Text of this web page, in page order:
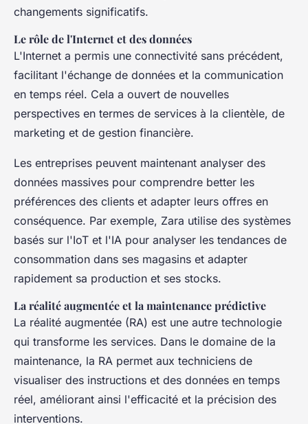
changements significatifs.
Le rôle de l'Internet et des données
L'Internet a permis une connectivité sans précédent,
facilitant l'échange de données et la communication
en temps réel. Cela a ouvert de nouvelles
perspectives en termes de services à la clientèle, de
marketing et de gestion financière.
Les entreprises peuvent maintenant analyser des
données massives pour comprendre better les
préférences des clients et adapter leurs offres en
conséquence. Par exemple, Zara utilise des systèmes
basés sur l'IoT et l'IA pour analyser les tendances de
consommation dans ses magasins et adapter
rapidement sa production et ses stocks.
La réalité augmentée et la maintenance prédictive
La réalité augmentée (RA) est une autre technologie
qui transforme les services. Dans le domaine de la
maintenance, la RA permet aux techniciens de
visualiser des instructions et des données en temps
réel, améliorant ainsi l'efficacité et la précision des
interventions.